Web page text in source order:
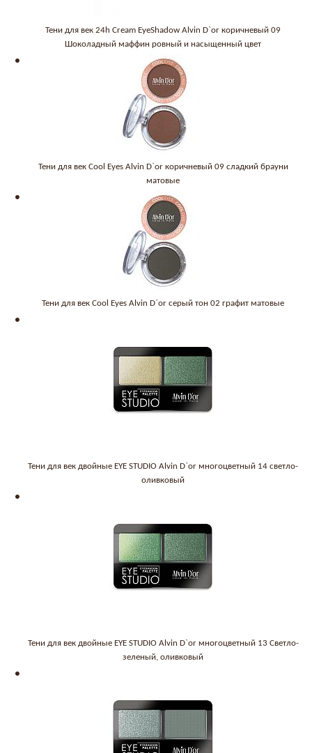
Тени для век 24h Cream EyeShadow Alvin D`or коричневый 09
Шоколадный маффин ровный и насыщенный цвет
Тени для век Cool Eyes Alvin D`or коричневый 09 сладкий брауни
матовые
Тени для век Cool Eyes Alvin D`or серый тон 02 графит матовые
Тени для век двойные EYE STUDIO Alvin D`or многоцветный 14 светло-
оливковый
Тени для век двойные EYE STUDIO Alvin D`or многоцветный 13 Светло-
зеленый, оливковый